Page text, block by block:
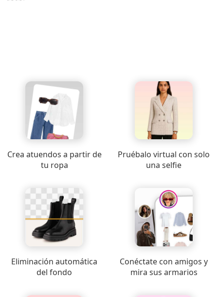
Crea atuendos a partir de
tu ropa
Pruébalo virtual con solo
una selfie
Eliminación automática
del fondo
Conéctate con amigos y
mira sus armarios